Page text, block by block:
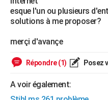
CARTE DE VOEUX
Carte de Noël
Carte Bonne année
Carte Saint-Valentin
Carte Pâques
Carte d'anniversaire
DICTIONNAIRE
Dictionnaire
Biographies
Citations
Expressions
Proverbes
PROGRAMME TV
COPAINS D'AVANT
esque l'un ou plusieurs
solutions à me proposer?
merçi d'avançe
Répondre (1) Posez
A voir également: